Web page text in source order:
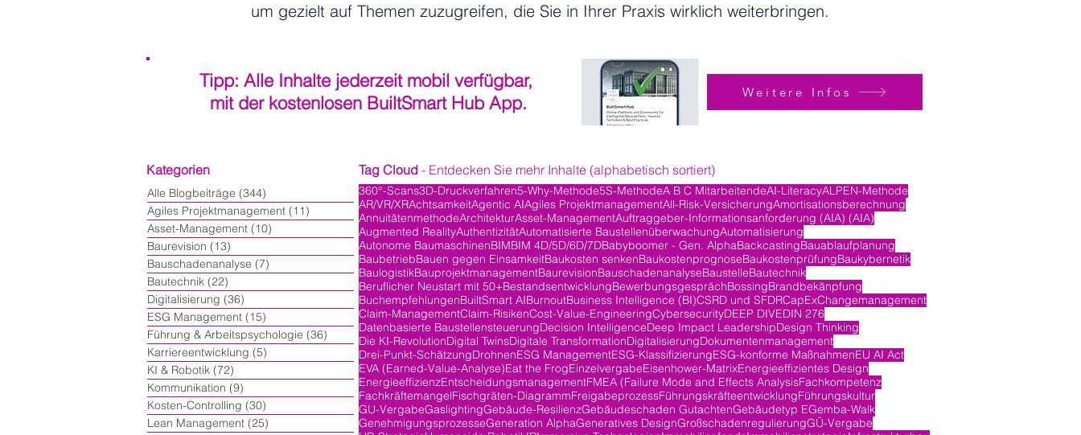
um gezielt auf Themen zuzugreifen, die Sie in Ihrer Praxis wirklich weiterbringen.
Tipp: Alle Inhalte jederzeit mobil verfügbar,
mit der kostenlosen BuiltSmart Hub App.
Weitere Infos
Kategorien
Alle Blogbeiträge (344)
Agiles Projektmanagement (11) 11 Beiträge
Asset-Management (10)
Baurevision (13)
Bauschadenanalyse (7)
Bautechnik (22)
Digitalisierung (36)
ESG Management (15)
Führung & Arbeitspsychologie (36) 36 Beiträge
Karriereentwicklung (5)
KI & Robotik (72)
Kommunikation (9)
Kosten-Controlling (30)
Lean Management (25)
Tag Cloud - Entdecken Sie mehr Inhalte (alphabetisch sortiert)
360°-Scans3D-Druckverfahren5-Why-Methode5S-MethodeA B C MitarbeitendeAI-LiteracyALPEN-Methode
AR/VR/XRAchtsamkeitAgentic AIAgiles ProjektmanagementAll-Risk-VersicherungAmortisationsberechnung
AnnuitätenmethodeArchitekturAsset-ManagementAuftraggeber-Informationsanforderung (AIA) (AIA)
Augmented RealityAuthentizitätAutomatisierte BaustellenüberwachungAutomatisierung
Autonome BaumaschinenBIMBIM 4D/5D/6D/7DBabyboomer - Gen. AlphaBackcastingBauablaufplanung
BaubetriebBauen gegen EinsamkeitBaukosten senkenBaukostenprognoseBaukostenprüfungBaukybernetik
BaulogistikBauprojektmanagementBaurevisionBauschadenanalyseBaustelleBautechnik
Beruflicher Neustart mit 50+BestandsentwicklungBewerbungsgesprächBossingBrandbekänpfung
BuchempfehlungenBuiltSmart AIBurnoutBusiness Intelligence (BI)CSRD und SFDRCapExChangemanagement
Claim-ManagementClaim-RisikenCost-Value-EngineeringCybersecurityDEEP DIVEDIN 276
Datenbasierte BaustellensteuerungDecision IntelligenceDeep Impact LeadershipDesign Thinking
Die KI-RevolutionDigital TwinsDigitale TransformationDigitalisierungDokumentenmanagement
Drei-Punkt-SchätzungDrohnenESG ManagementESG-KlassifizierungESG-konforme MaßnahmenEU AI Act
EVA (Earned-Value-Analyse)Eat the FrogEinzelvergabeEisenhower-MatrixEnergieeffizientes Design
EnergieeffizienzEntscheidungsmanagementFMEA (Failure Mode and Effects AnalysisFachkompetenz
FachkräftemangelFischgräten-DiagrammFreigabeprozessFührungskräfteentwicklungFührungskultur
GU-VergabeGaslightingGebäude-ResilienzGebäudeschaden GutachtenGebäudetyp EGemba-Walk
GenehmigungsprozesseGeneration AlphaGeneratives DesignGroßschadenregulierungGÜ-Vergabe